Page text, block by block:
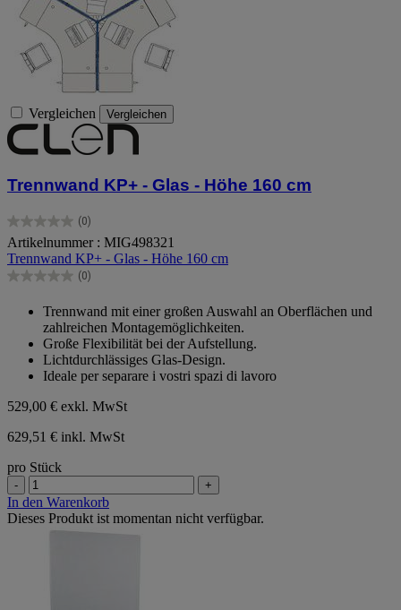
Vergleichen Vergleichen
Trennwand KP+ - Glas - Höhe 160 cm
(0)
0.0
von
5
Sternen.
Artikelnummer : MIG498321
Trennwand KP+ - Glas - Höhe 160 cm
(0)
0.0
Sternen.
Trennwand mit einer großen Auswahl an Oberflächen und
zahlreichen Montagemöglichkeiten.
Große Flexibilität bei der Aufstellung.
Lichtdurchlässiges Glas-Design.
Ideale per separare i vostri spazi di lavoro
529,00 € exkl. MwSt
629,51 € inkl. MwSt
pro Stück
- +
In den Warenkorb
Dieses Produkt ist momentan nicht verfügbar.